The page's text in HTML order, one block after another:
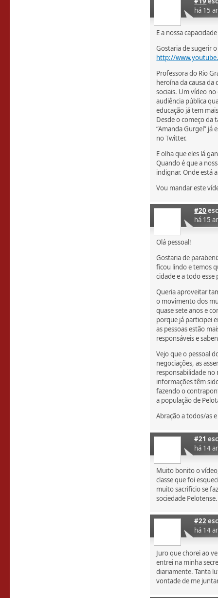
há 15
E a nossa
Gostaria de sugerir
http://
Professora do Rio
heroína da causa da
sociais. Um vídeo
audiência pública
educação já tem
Desde o começo da
“Amanda Gurgel” já
no Twitter.
E olha que eles lá
Quando é que a
indignar. Onde está
Vou mandar este
#20
há 15
Olá pessoal!
Gostaria de
ficou lindo e temos
cidade e a todo esse
Queria aproveitar
o movimento dos
quase sete anos e
porque já participei
as pessoas estão
responsáveis e
Vejo que o pessoal
negociações, as
responsabilidade no
informações têm
fazendo o
a população de
Abração a todos/as
#21
há 14
Muito bonito o
classe que foi
muito sacrifício se
sociedade
#22
há 14
Juro que chorei ao
entrei na minha
diariamente. Tanta
vontade de me